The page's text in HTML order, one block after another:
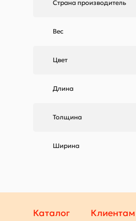
Страна производитель
Вес
Цвет
Длина
Толщина
Ширина
Каталог Клиентам